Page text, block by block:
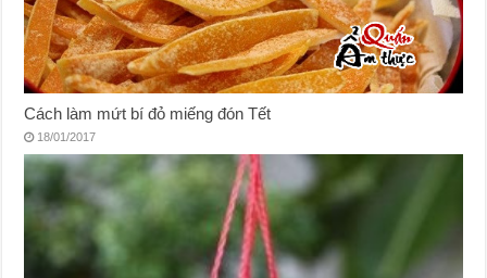
Cách làm mứt bí đỏ miếng đón Tết
18/01/2017